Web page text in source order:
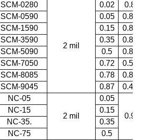
SCM-0280
2 mil
0.02
0.8
SCM-0590
0.05
0.88
SCM-1590
0.15
0.87
SCM-3590
0.35
0.87
SCM-5090
0.5
0.86
SCM-7050
0.72
0.55
SCM-8085
0.78
0.83
SCM-9045
0.87 0.45
NC-05
2 mil
0.05
0.9
NC-15
0.15
NC-35.
0.35
NC-75
0.5